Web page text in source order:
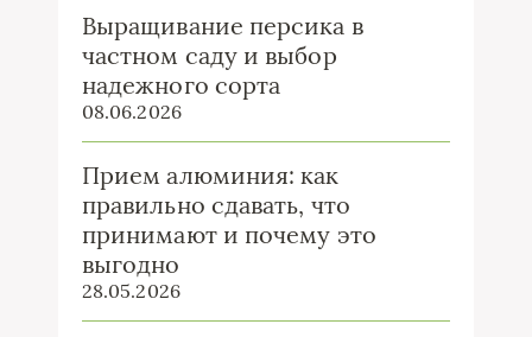
Выращивание персика в
частном саду и выбор
надежного сорта
08.06.2026
Прием алюминия: как
правильно сдавать, что
принимают и почему это
выгодно
28.05.2026